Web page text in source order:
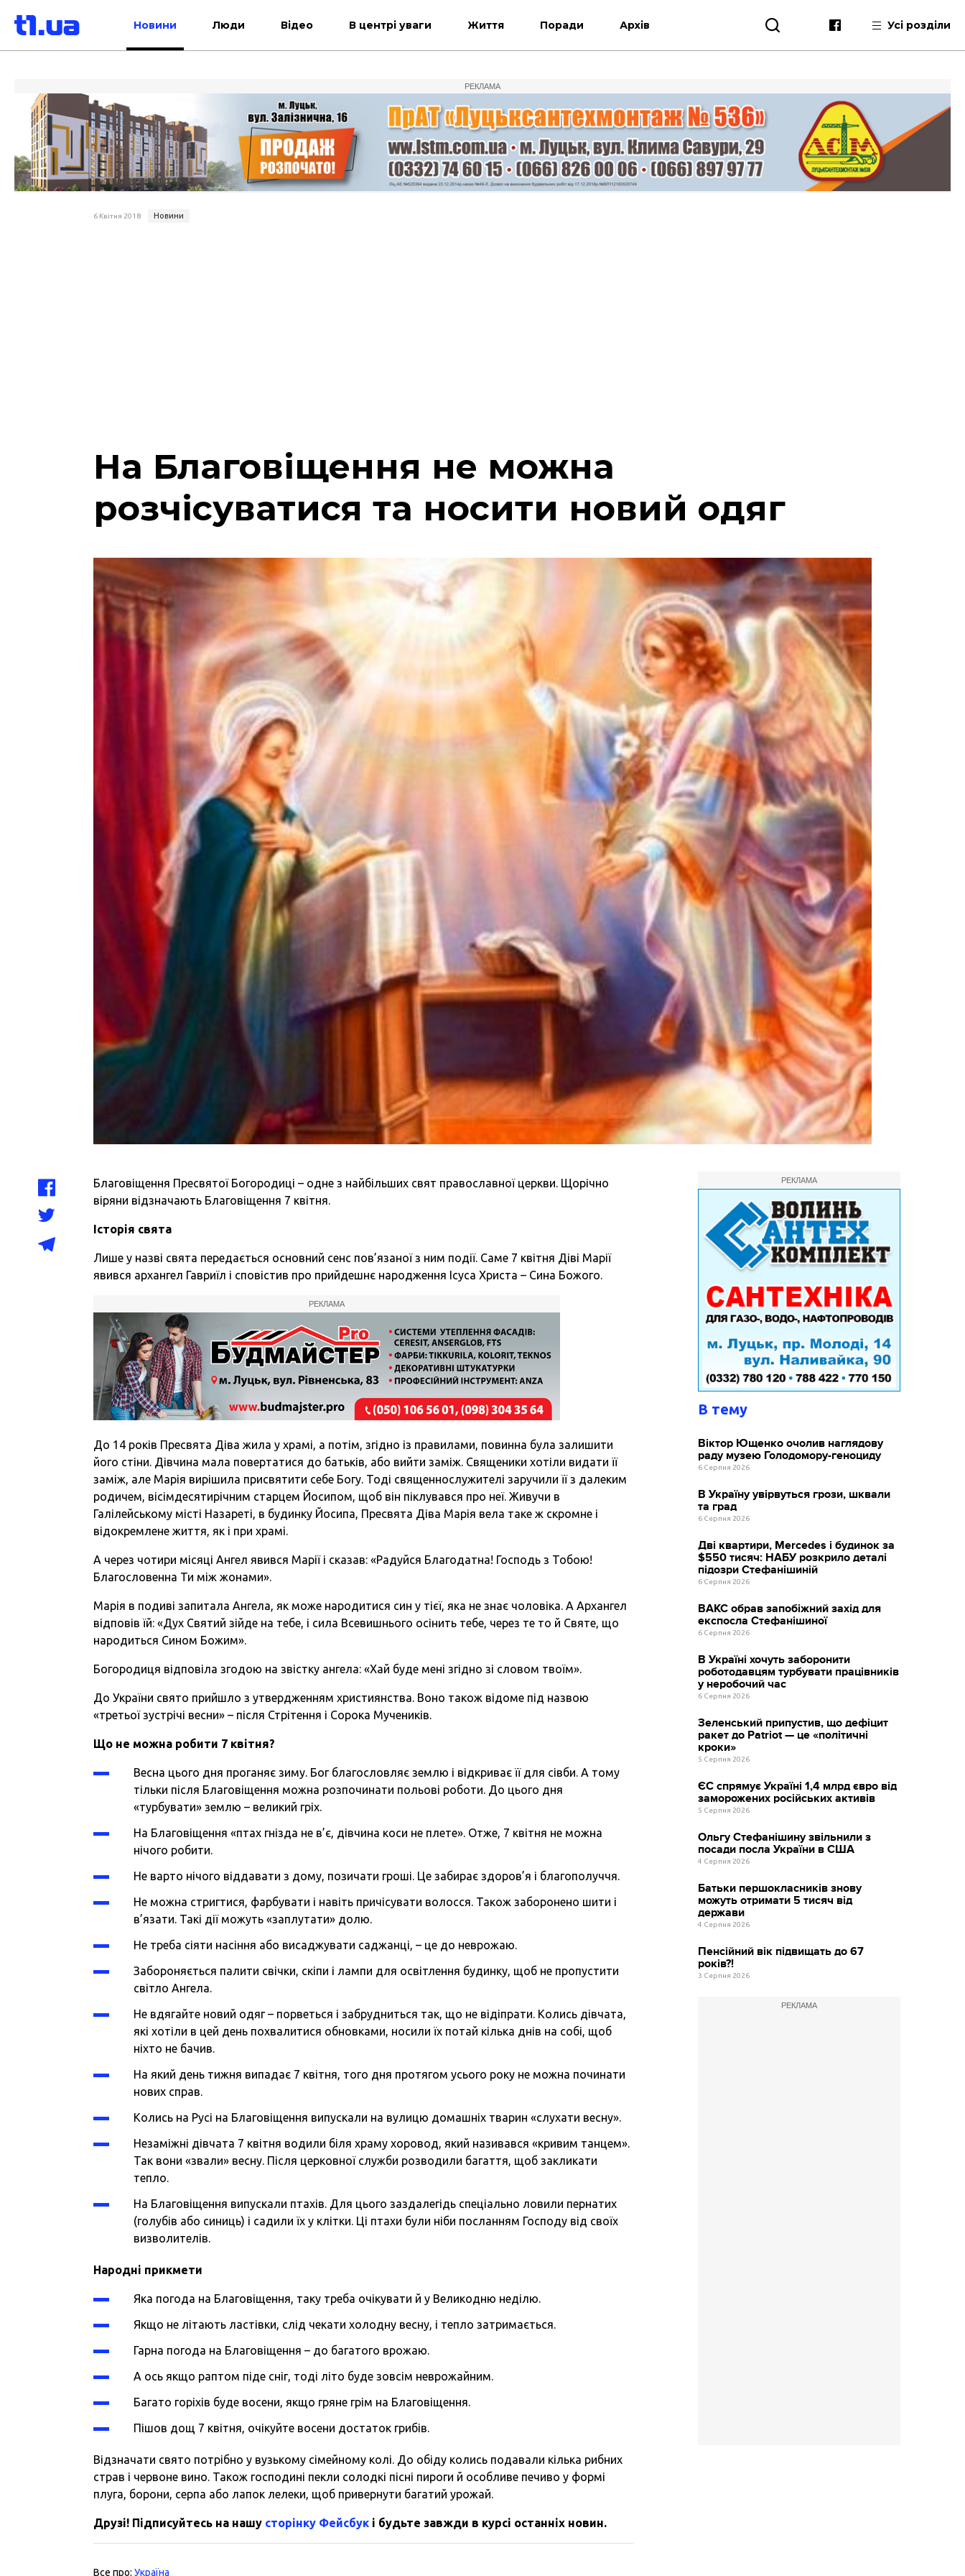
Новини Люди Відео В центрі уваги Життя Поради Архів Усі розділи
РЕКЛАМА
6 Квітня 2018 Новини
На Благовіщення не можна
розчісуватися та носити новий одяг
Благовіщення Пресвятої Богородиці – одне з найбільших свят православної церкви. Щорічно
віряни відзначають Благовіщення 7 квітня.
Історія свята
Лише у назві свята передається основний сенс пов’язаної з ним події. Саме 7 квітня Діві Марії
явився архангел Гавриїл і сповістив про прийдешнє народження Ісуса Христа – Сина Божого.
РЕКЛАМА
До 14 років Пресвята Діва жила у храмі, а потім, згідно із правилами, повинна була залишити
його стіни. Дівчина мала повертатися до батьків, або вийти заміж. Священики хотіли видати її
заміж, але Марія вирішила присвятити себе Богу. Тоді священнослужителі заручили її з далеким
родичем, вісімдесятирічним старцем Йосипом, щоб він піклувався про неї. Живучи в
Галілейському місті Назареті, в будинку Йосипа, Пресвята Діва Марія вела таке ж скромне і
відокремлене життя, як і при храмі.
А через чотири місяці Ангел явився Марії і сказав: «Радуйся Благодатна! Господь з Тобою!
Благословенна Ти між жонами».
Марія в подиві запитала Ангела, як може народитися син у тієї, яка не знає чоловіка. А Архангел
відповів їй: «Дух Святий зійде на тебе, і сила Всевишнього осінить тебе, через те то й Святе, що
народиться Сином Божим».
Богородиця відповіла згодою на звістку ангела: «Хай буде мені згідно зі словом твоїм».
До України свято прийшло з утвердженням християнства. Воно також відоме під назвою
«третьої зустрічі весни» – після Стрітення і Сорока Мучеників.
Що не можна робити 7 квітня?
Весна цього дня проганяє зиму. Бог благословляє землю і відкриває її для сівби. А тому
тільки після Благовіщення можна розпочинати польові роботи. До цього дня
«турбувати» землю – великий гріх.
На Благовіщення «птах гнізда не в’є, дівчина коси не плете». Отже, 7 квітня не можна
нічого робити.
Не варто нічого віддавати з дому, позичати гроші. Це забирає здоров’я і благополуччя.
Не можна стригтися, фарбувати і навіть причісувати волосся. Також заборонено шити і
в’язати. Такі дії можуть «заплутати» долю.
Не треба сіяти насіння або висаджувати саджанці, – це до неврожаю.
Забороняється палити свічки, скіпи і лампи для освітлення будинку, щоб не пропустити
світло Ангела.
Не вдягайте новий одяг – порветься і забрудниться так, що не відіпрати. Колись дівчата,
які хотіли в цей день похвалитися обновками, носили їх потай кілька днів на собі, щоб
ніхто не бачив.
На який день тижня випадає 7 квітня, того дня протягом усього року не можна починати
нових справ.
Колись на Русі на Благовіщення випускали на вулицю домашніх тварин «слухати весну».
Незаміжні дівчата 7 квітня водили біля храму хоровод, який називався «кривим танцем».
Так вони «звали» весну. Після церковної служби розводили багаття, щоб закликати
тепло.
На Благовіщення випускали птахів. Для цього заздалегідь спеціально ловили пернатих
(голубів або синиць) і садили їх у клітки. Ці птахи були ніби посланням Господу від своїх
визволителів.
Народні прикмети
Яка погода на Благовіщення, таку треба очікувати й у Великодню неділю.
Якщо не літають ластівки, слід чекати холодну весну, і тепло затримається.
Гарна погода на Благовіщення – до багатого врожаю.
А ось якщо раптом піде сніг, тоді літо буде зовсім неврожайним.
Багато горіхів буде восени, якщо гряне грім на Благовіщення.
Пішов дощ 7 квітня, очікуйте восени достаток грибів.
Відзначати свято потрібно у вузькому сімейному колі. До обіду колись подавали кілька рибних
страв і червоне вино. Також господині пекли солодкі пісні пироги й особливе печиво у формі
плуга, борони, серпа або лапок лелеки, щоб привернути багатий урожай.
Друзі! Підписуйтесь на нашу сторінку Фейсбук і будьте завжди в курсі останніх новин.
Все про:Україна
РЕКЛАМА
В тему
Віктор Ющенко очолив наглядову
раду музею Голодомору-геноциду
6 Серпня 2026
В Україну увірвуться грози, шквали
та град
6 Серпня 2026
Дві квартири, Mercedes і будинок за
$550 тисяч: НАБУ розкрило деталі
підозри Стефанішиній
6 Серпня 2026
ВАКС обрав запобіжний захід для
експосла Стефанішиної
6 Серпня 2026
В Україні хочуть заборонити
роботодавцям турбувати працівників
у неробочий час
6 Серпня 2026
Зеленський припустив, що дефіцит
ракет до Patriot — це «політичні
кроки»
5 Серпня 2026
ЄС спрямує Україні 1,4 млрд євро від
заморожених російських активів
5 Серпня 2026
Ольгу Стефанішину звільнили з
посади посла України в США
4 Серпня 2026
Батьки першокласників знову
можуть отримати 5 тисяч від
держави
4 Серпня 2026
Пенсійний вік підвищать до 67
років?!
3 Серпня 2026
РЕКЛАМА